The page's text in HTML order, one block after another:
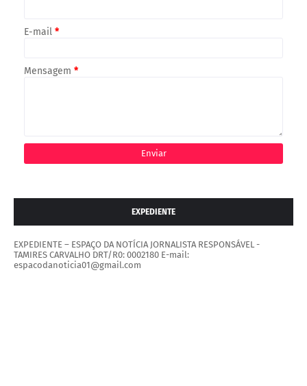
E-mail *
Mensagem *
EXPEDIENTE
EXPEDIENTE – ESPAÇO DA NOTÍCIA JORNALISTA RESPONSÁVEL -
TAMIRES CARVALHO DRT/R0: 0002180 E-mail:
espacodanoticia01@gmail.com